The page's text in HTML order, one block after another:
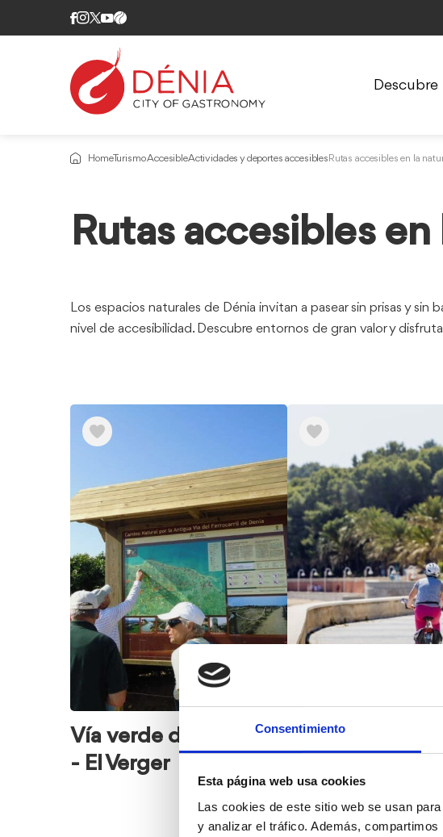
Consentimiento
Esta página web usa cookies
Las cookies de este sitio web se usan
y analizar el tráfico. Además,
Descubre
HomeTurismo AccesibleActividades y deportes accesibles Rutas accesibles en la
Rutas accesibles en
Información
sobre
Los espacios naturales de Dénia invitan a pasear sin prisas y
nivel de accesibilidad. Descubre entornos de gran valor y
Vía verde de Dénia
- El Verger
Sendero Azul:
Cassiana y calas